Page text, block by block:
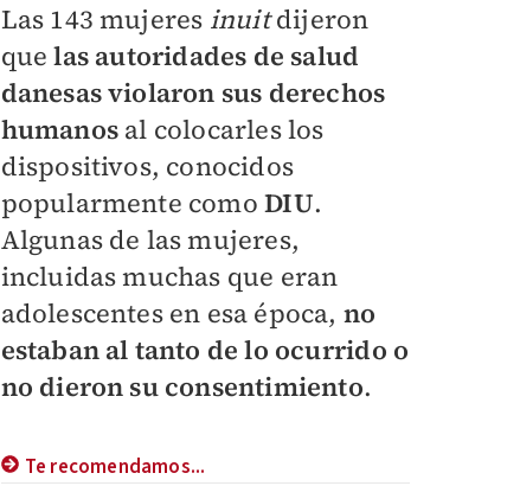
Las 143 mujeres inuitdijeron
quelas autoridades de salud
danesas violaron sus derechos
humanosal colocarles los
dispositivos, conocidos
popularmente como DIU.
Algunas de las mujeres,
incluidas muchas que eran
adolescentes en esa época, no
estaban al tanto de lo ocurrido o
no dieron su consentimiento.
Te recomendamos...